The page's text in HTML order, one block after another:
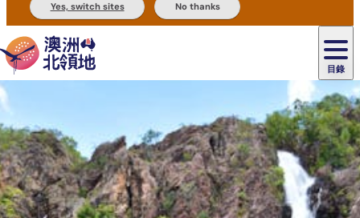
Yes, switch sites No thanks
目錄
主
目
錄
爾
文
斯
泉
烏
魯
魯
國
家
公
園
菲
特
國
家
公
園
塔
卡
國
家
公
園
提
維
群
島
東
阿
納
姆
地
馬
塔
蘭
卡
溫
尼
特
米
魯
克
國
家
卡
魯
卡
魯
/
魔
鬼
大
茨
奧
里
查
/
西
麥
體
驗
攻
略
慶
與
活
動
外
和
探
險
和
野
生
動
植
物
歷
史
與
文
物
釣
魚
豪
華
旅
游
露
營
和
豪
華自
住
宿
覽
團
交
通
工
具